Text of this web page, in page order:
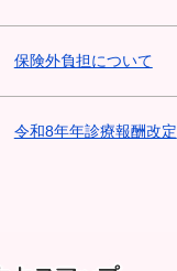
保険外負担について
令和8年年診療報酬改定